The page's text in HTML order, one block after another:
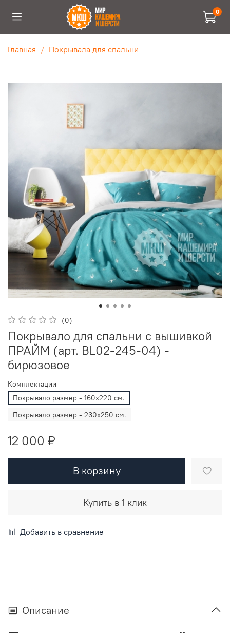
0
Главная Покрывала для спальни
(0)
Покрывало для спальни с вышивкой
ПРАЙМ (арт. BL02-245-04) -
бирюзовое
Комплектации
Покрывало размер - 160х220 см.
Покрывало размер - 230х250 см.
12 000 ₽
В корзину
Купить в 1 клик
Добавить в сравнение
Описание